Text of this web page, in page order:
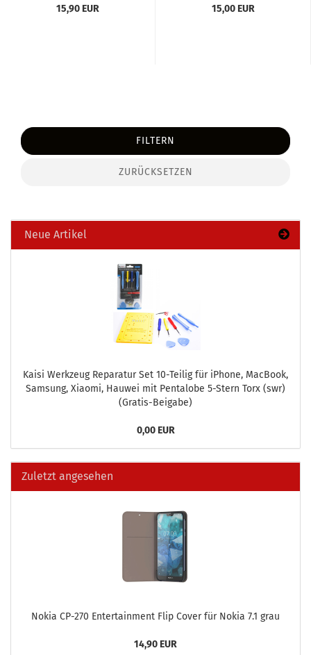
15,90 EUR 15,00 EUR
FILTERN
ZURÜCKSETZEN
Neue Artikel
Kaisi Werk­zeug Re­pa­ra­tur Set 10-​Teilig für iPho­ne, MacBook,
Sam­sung, Xiao­mi, Hau­wei mit Pen­talo­be 5-​Stern Torx (swr)
(Gratis-​Beigabe)
0,00 EUR
Zuletzt angesehen
Nokia CP-​270 En­ter­tain­ment Flip Cover für Nokia 7.1 grau
14,90 EUR